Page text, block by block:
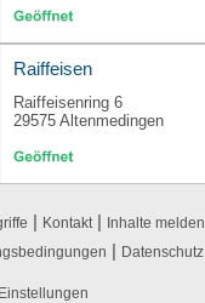
Raiffeisen
Raiffeisenring 6
29575 Altenmedingen
| Kontakt | Inhalte melden
| Datenschutz